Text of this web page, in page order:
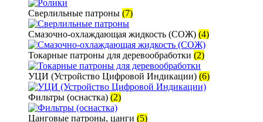
Сверлильные патроны (7)
Смазочно-охлаждающая жидкость (СОЖ) (4)
Токарные патроны для деревообработки (2)
УЦИ (Устройство Цифровой Индикации) (6)
Фильтры (оснастка) (2)
Цанговые патроны, цанги (5)